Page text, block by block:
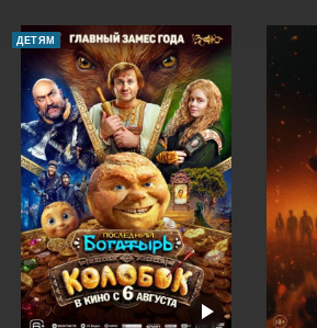
ДЕТЯМ